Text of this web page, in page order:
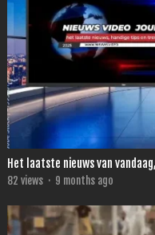
Het laatste nieuws van
82 views · 9 months ago